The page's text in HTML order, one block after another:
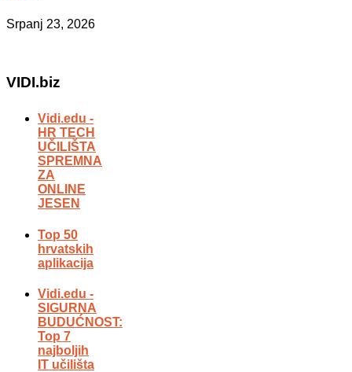
Srpanj 23, 2026
VIDI.biz
Vidi.edu -
HR TECH
UČILIŠTA
SPREMNA
ZA
ONLINE
JESEN
Top 50
hrvatskih
aplikacija
Vidi.edu -
SIGURNA
BUDUĆNOST:
Top 7
najboljih
IT učilišta